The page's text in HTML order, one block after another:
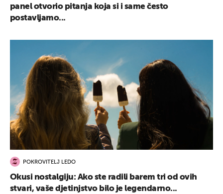
panel otvorio pitanja koja si i same često
postavljamo...
POKROVITELJ LEDO
Okusi nostalgiju: Ako ste radili barem tri od ovih
stvari, vaše djetinjstvo bilo je legendarno...